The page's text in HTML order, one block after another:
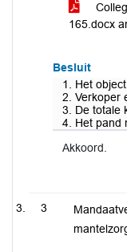
165.docx
Besluit
1. Het
2. Verkoper
3. De totale
4. Het pand
Akkoord.
3